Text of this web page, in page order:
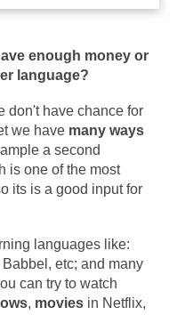
enough money or
language?
don't have chance for
we have many ways
a second
is one of the most
its is a good input for
languages like:
etc; and many
can try to watch
, movies in Netflix,